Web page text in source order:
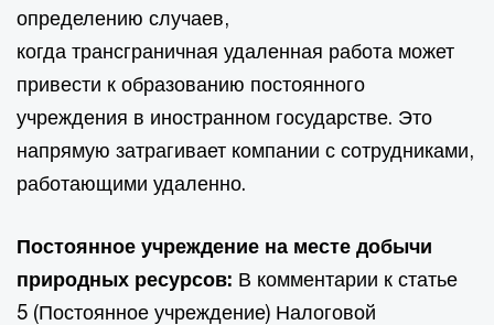
определению случаев,
когда трансграничная удаленная работа может
привести к образованию постоянного
учреждения в иностранном государстве. Это
напрямую затрагивает компании с сотрудниками,
работающими удаленно.
Постоянное учреждение на месте добычи
природных ресурсов: В комментарии к статье
5 (Постоянное учреждение) Налоговой